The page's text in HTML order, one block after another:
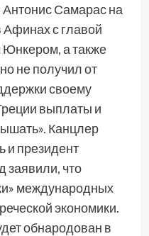
Самарас на
Афинах с главой
а также
не получил от
своему
выплаты и
Канцлер
и президент
что
международных
экономики.
обнародован в